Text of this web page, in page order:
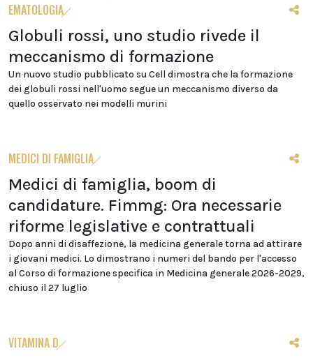
EMATOLOGIA
Globuli rossi, uno studio rivede il
meccanismo di formazione
Un nuovo studio pubblicato su Cell dimostra che la formazione
dei globuli rossi nell'uomo segue un meccanismo diverso da
quello osservato nei modelli murini
MEDICI DI FAMIGLIA
Medici di famiglia, boom di
candidature. Fimmg: Ora necessarie
riforme legislative e contrattuali
Dopo anni di disaffezione, la medicina generale torna ad attirare
i giovani medici. Lo dimostrano i numeri del bando per l'accesso
al Corso di formazione specifica in Medicina generale 2026-2029,
chiuso il 27 luglio
VITAMINA D